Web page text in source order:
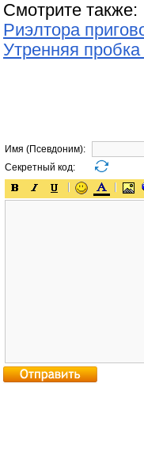
Смотрите также:
Риэлтора
Утренняя
Имя (Псевдоним):
Секретный код: